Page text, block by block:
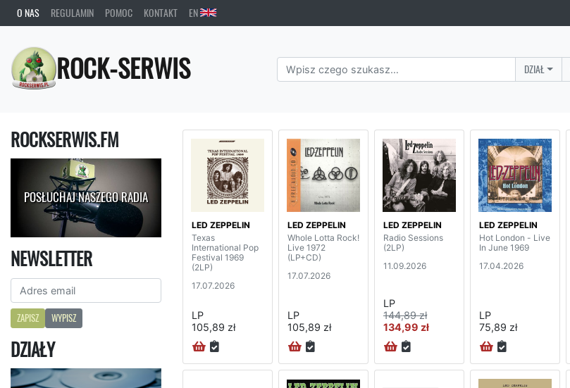
O NAS REGULAMIN POMOC KONTAKT EN
ROCK-SERWIS DZIAŁ
ROCKSERWIS.FM
POSŁUCHAJ NASZEGO RADIA
NEWSLETTER
ZAPISZ WYPISZ
DZIAŁY
LED ZEPPELIN
Texas
International Pop
Festival 1969
(2LP)
17.07.2026
LP
105,89 zł
LED ZEPPELIN
Whole Lotta Rock!
Live 1972
(LP+CD)
17.07.2026
LP
105,89 zł
LED ZEPPELIN
Radio Sessions
(2LP)
11.09.2026
LP
144,89 zł
134,99 zł
LED ZEPPELIN
Hot London - Live
In June 1969
17.04.2026
LP
75,89 zł